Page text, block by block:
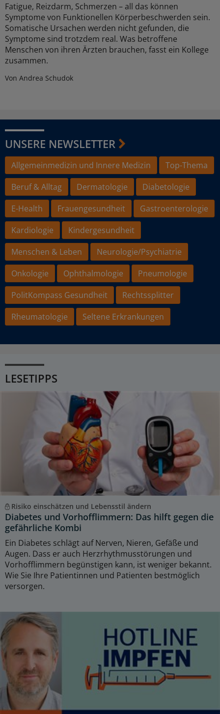
Fatigue, Reizdarm, Schmerzen – all das können
Symptome von Funktionellen Körperbeschwerden sein.
Somatische Ursachen werden nicht gefunden, die
Symptome sind trotzdem real. Was betroffene
Menschen von ihren Ärzten brauchen, fasst ein Kollege
zusammen.
Von Andrea Schudok
UNSERE NEWSLETTER
Allgemeinmedizin und Innere Medizin
Top-Thema
Beruf & Alltag
Dermatologie
Diabetologie
E-Health
Frauengesundheit
Gastroenterologie
Kardiologie
Kindergesundheit
Menschen & Leben
Neurologie/Psychiatrie
Onkologie
Ophthalmologie
Pneumologie
PolitKompass Gesundheit
Rechtssplitter
Rheumatologie
Seltene Erkrankungen
LESETIPPS
Risiko einschätzen und Lebensstil ändern
Diabetes und Vorhofflimmern: Das hilft gegen die
gefährliche Kombi
Ein Diabetes schlägt auf Nerven, Nieren, Gefäße und
Augen. Dass er auch Herzrhythmusstörungen und
Vorhofflimmern begünstigen kann, ist weniger bekannt.
Wie Sie Ihre Patientinnen und Patienten bestmöglich
versorgen.